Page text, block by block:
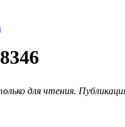
для чтения.